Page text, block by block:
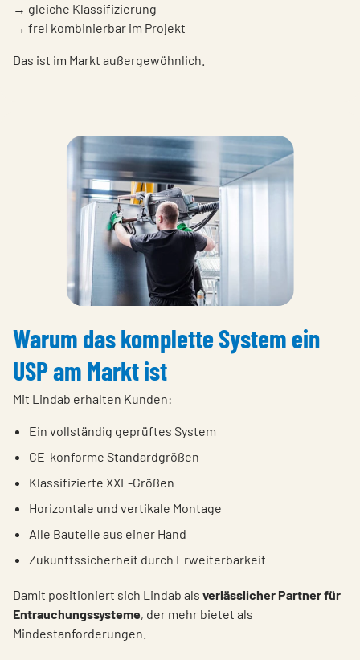
→ gleiche Klassifizierung
→ frei kombinierbar im Projekt
Das ist im Markt außergewöhnlich.
Warum das komplette System ein
USP am Markt ist
Mit Lindab erhalten Kunden:
Ein vollständig geprüftes System
CE-konforme Standardgrößen
Klassifizierte XXL-Größen
Horizontale und vertikale Montage
Alle Bauteile aus einer Hand
Zukunftssicherheit durch Erweiterbarkeit
Damit positioniert sich Lindab als verlässlicher Partner für
Entrauchungssysteme, der mehr bietet als
Mindestanforderungen.